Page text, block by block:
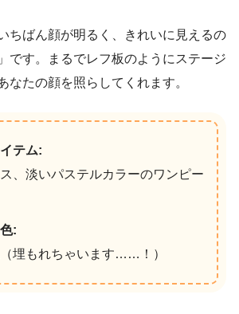
ちばん顔が明るく、きれいに見えるの
です。まるでレフ板のようにステージ
なたの顔を照らしてくれます。
テム:
、淡いパステルカラーのワンピー
:
埋もれちゃいます……！）